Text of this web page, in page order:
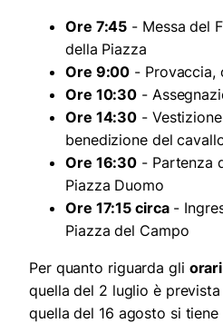
Ore 7:45 - Messa del
della Piazza
Ore 9:00 - Provaccia,
Ore 10:30 -
Ore 14:30 -
benedizione del
Ore 16:30 - Partenza
Piazza Duomo
Ore 17:15 circa-
Piazza del Campo
Per quanto riguarda gli orari
quella del 2 luglio è
quella del 16 agosto si